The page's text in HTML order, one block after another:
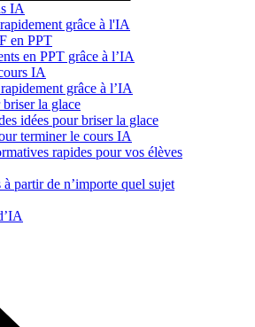
IA
grâce à l'IA
en PPT
en PPT grâce à l’IA
IA
grâce à l’IA
briser la glace
idées pour briser la glace
terminer le cours IA
rapides pour vos élèves
partir de n’importe quel sujet